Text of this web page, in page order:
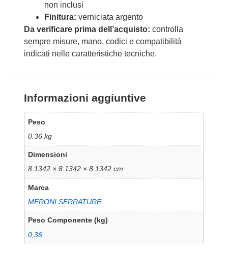
non inclusi
Finitura: verniciata argento
Da verificare prima dell’acquisto: controlla
sempre misure, mano, codici e compatibilità
indicati nelle caratteristiche tecniche.
Informazioni aggiuntive
Peso
0.36 kg
Dimensioni
8.1342 × 8.1342 × 8.1342 cm
Marca
MERONI SERRATURE
Peso Componente (kg)
0,36